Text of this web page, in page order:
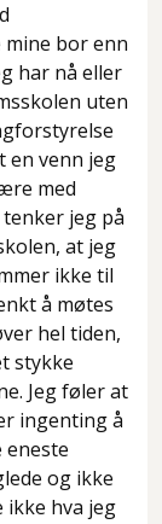
mine bor enn
har nå eller
uten
en venn jeg
med
jeg på
at jeg
ikke til
å møtes
hel tiden,
stykke
Jeg føler at
ingenting å
eneste
og ikke
ikke hva jeg